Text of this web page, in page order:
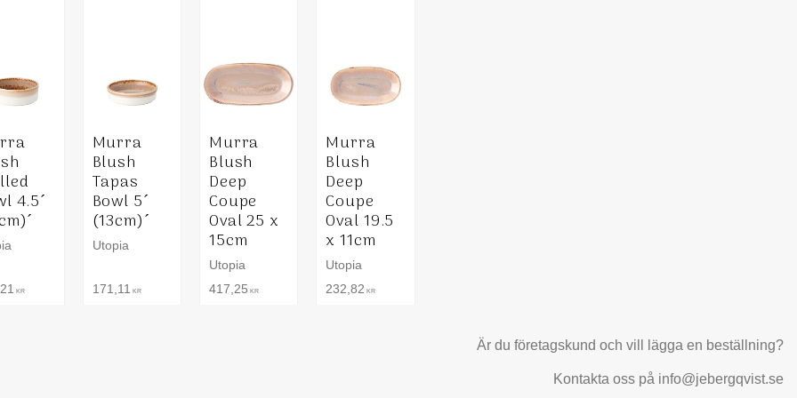
4.5´
KR
Murra
Blush
Tapas
Bowl 5´
(13cm)´
Utopia
171,11 KR
Murra
Blush
Deep
Coupe
Oval 25 x
15cm
Utopia
417,25 KR
Murra
Blush
Deep
Coupe
Oval 19.5
x 11cm
Utopia
232,82 KR
Är du företagskund och vill lägga en beställning?
Kontakta oss på info@jebergqvist.se